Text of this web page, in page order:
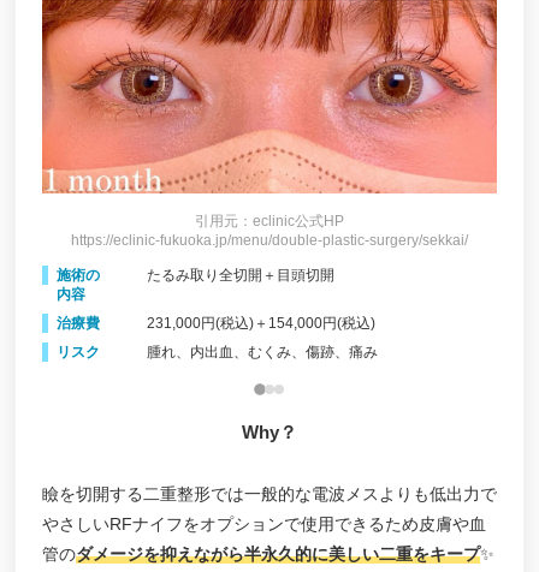
引用元：eclinic公式HP
https://eclinic-fukuoka.jp/menu/double-plastic-surgery/sekkai/
施術の
内容
たるみ取り全切開＋目頭切開
治療費
231,000円(税込)＋154,000円(税込)
リスク
腫れ、内出血、むくみ、傷跡、痛み
Why？
瞼を切開する二重整形では一般的な電波メスよりも低出力で
やさしいRFナイフをオプションで使用できるため皮膚や血
管のダメージを抑えながら半永久的に美しい二重をキープ✨